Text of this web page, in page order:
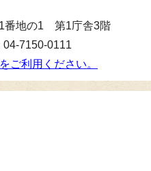
番地の1 第1庁舎3階
7150-0111
ご利用ください。